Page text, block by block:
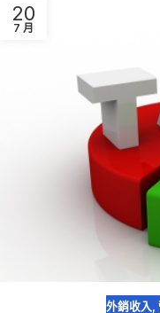
20
7 月
外銷收入